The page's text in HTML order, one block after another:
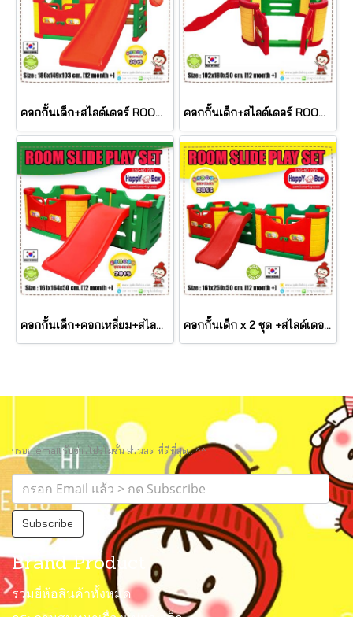
คอกกั้นเด็ก+สไลด์เดอร์ ROOM SLIDE PLAY SET รุ่น JM803-A ยี่ห้อ HAPPY BOX คอกกั้นเด็ก+สไลด์เดอร์ ROOM SLIDE PLAY SET รุ่น JM801-B ยี่ห้อ HAPPY BOX
คอกกั้นเด็ก+คอกเหลี่ยม+สไลด์เดอร์ ROOM SLIDE PLAY SET รุ่น JM801-C ยี่ห้อ HAPPY BOX คอกกั้นเด็ก x 2 ชุด +สไลด์เดอร์ ROOM SLIDE PLAY SET รุ่น JM801-D ยี่ห้อ HAPPY BOX
กรอก email รับข่าวโปรโมชั่น ส่วนลด ที่ดีที่สุด.. ^^
Subscribe
Brand Product
รวมยี่ห้อสินค้าทั้งหมด